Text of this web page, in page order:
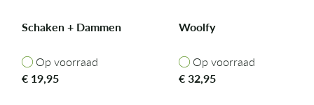
Schaken + Dammen
Op voorraad
Op voorraad
€ 19,95
Woolfy
Op voorraad
Op voorraad
€32,95